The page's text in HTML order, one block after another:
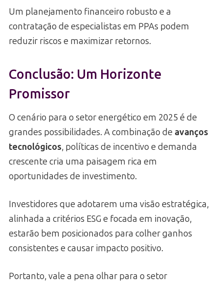
Um planejamento financeiro robusto e a
contratação de especialistas em PPAs podem
reduzir riscos e maximizar retornos.
Conclusão: Um Horizonte
Promissor
O cenário para o setor energético em 2025 é de
grandes possibilidades. A combinação de avanços
tecnológicos, políticas de incentivo e demanda
crescente cria uma paisagem rica em
oportunidades de investimento.
Investidores que adotarem uma visão estratégica,
alinhada a critérios ESG e focada em inovação,
estarão bem posicionados para colher ganhos
consistentes e causar impacto positivo.
Portanto, vale a pena olhar para o setor